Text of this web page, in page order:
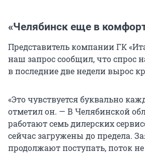
«Челябинск еще в
Представитель компании ГК
наш запрос сообщил, что спрос
в последние две недели вырос
«Это чувствуется буквально
отметил он. — В Челябинской
работают семь дилерских
сейчас загружены до предела.
продолжают поступать, поток не